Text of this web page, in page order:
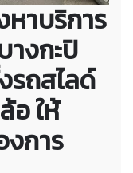
าบริการ
างกะปิ
รถสไลด์
อ ให้
งการ